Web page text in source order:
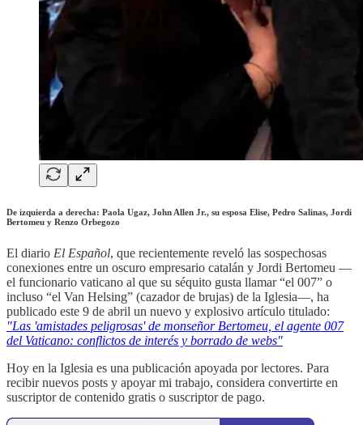
De izquierda a derecha: Paola Ugaz, John Allen Jr., su esposa Elise, Pedro Salinas, Jordi
Bertomeu y Renzo Orbegozo
El diario El Español, que recientemente reveló las sospechosas
conexiones entre un oscuro empresario catalán y Jordi Bertomeu —
el funcionario vaticano al que su séquito gusta llamar “el 007” o
incluso “el Van Helsing” (cazador de brujas) de la Iglesia—, ha
publicado este 9 de abril un nuevo y explosivo artículo titulado:
"Las 'amistades peligrosas' de monseñor Bertomeu, el agente 007
del Vaticano: conflictos de interés y borrado de webs"
Hoy en la Iglesia es una publicación apoyada por lectores. Para
recibir nuevos posts y apoyar mi trabajo, considera convertirte en
suscriptor de contenido gratis o suscriptor de pago.